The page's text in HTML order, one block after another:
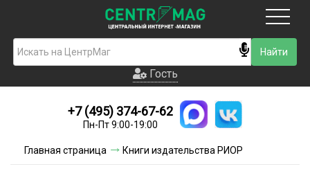
Гость
Новинки
Условия доставки
Гость
+7 (495) 374-67-62
Пн-Пт 9:00-19:00
Главная страница Книги издательства РИОР